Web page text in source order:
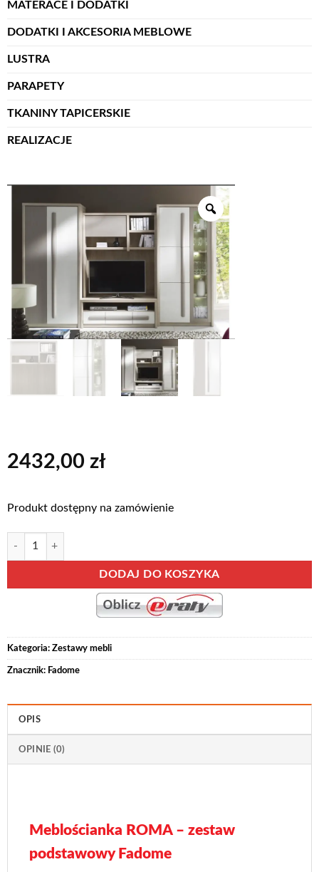
MATERACE I DODATKI
DODATKI I AKCESORIA MEBLOWE
LUSTRA
PARAPETY
TKANINY TAPICERSKIE
REALIZACJE
2432,00 zł
Produkt dostępny na zamówienie
ilość Meblościanka ROMA zestaw podstawowy
DODAJ DO KOSZYKA
Alternative:
Kategoria: Zestawy mebli
Znacznik: Fadome
OPIS
OPINIE (0)
Meblościanka ROMA – zestaw
podstawowy Fadome